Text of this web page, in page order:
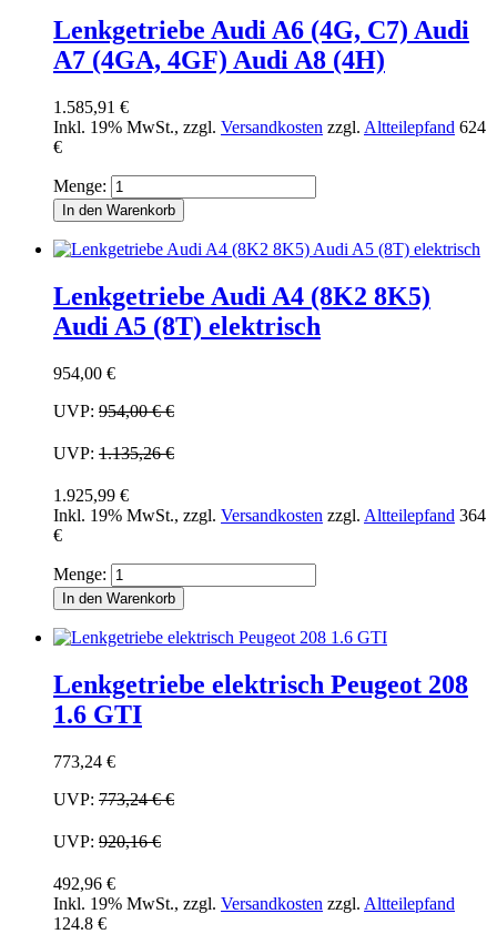
Lenkgetriebe Audi A6 (4G, C7) Audi
A7 (4GA, 4GF) Audi A8 (4H)
1.585,91 €
Inkl. 19% MwSt., zzgl. Versandkosten zzgl. Altteilepfand 624
€
Menge:
In den Warenkorb
Lenkgetriebe Audi A4 (8K2 8K5)
Audi A5 (8T) elektrisch
954,00 €
UVP: 954,00 €€
UVP: 1.135,26 €
1.925,99 €
Inkl. 19% MwSt., zzgl. Versandkosten zzgl. Altteilepfand 364
€
Menge:
In den Warenkorb
Lenkgetriebe elektrisch Peugeot 208
1.6 GTI
773,24 €
UVP: 773,24 €€
UVP: 920,16 €
492,96 €
Inkl. 19% MwSt., zzgl. Versandkosten zzgl. Altteilepfand
124.8 €